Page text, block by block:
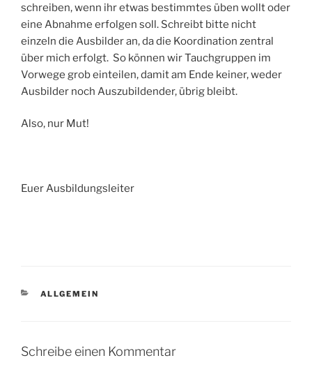
schreiben, wenn ihr etwas bestimmtes üben wollt oder
eine Abnahme erfolgen soll. Schreibt bitte nicht
einzeln die Ausbilder an, da die Koordination zentral
über mich erfolgt. So können wir Tauchgruppen im
Vorwege grob einteilen, damit am Ende keiner, weder
Ausbilder noch Auszubildender, übrig bleibt.
Also, nur Mut!
Euer Ausbildungsleiter
KATEGORIEN
ALLGEMEIN
Schreibe einen Kommentar